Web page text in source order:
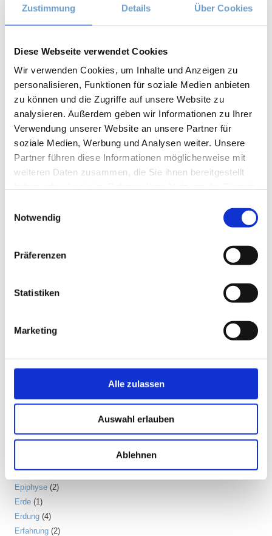
Zustimmung Details Über Cookies
Diese Webseite verwendet Cookies
Wir verwenden Cookies, um Inhalte und Anzeigen zu
personalisieren, Funktionen für soziale Medien anbieten
zu können und die Zugriffe auf unsere Website zu
analysieren. Außerdem geben wir Informationen zu Ihrer
Verwendung unserer Website an unsere Partner für
soziale Medien, Werbung und Analysen weiter. Unsere
Partner führen diese Informationen möglicherweise mit
weiteren Daten zusammen, die Sie ihnen bereitgestellt
Notwendig
Präferenzen
Statistiken
Marketing
Alle zulassen
Auswahl erlauben
Ablehnen
Beinpflege(1)
Bewusstheit(1)
Bewusstsein
(2)
Beziehung(5)
Bhagavad Gita
(2)
(1)
Body-Positivity
Bodyshame
(2)
Chakra
(6)
Chinesische Astrologie
Der nach unten schauende Hund
Dosha(1)
Dunkle Jahreszeit
Eigenständigkeit(4)
Emotion(6)
Entgiftung(5)
Entzündung(1)
Epiphyse (2)
Erde (1)
Erdung (4)
Erfahrung (2)